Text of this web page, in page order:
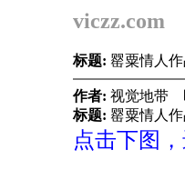
viczz.com
标题: 罂粟情人
作者: 视觉地带
标题: 罂粟情人
点击下图